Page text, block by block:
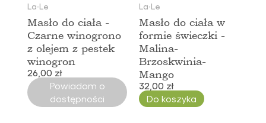
La∙Le
Masło do ciała -
Czarne winogrono
z olejem z pestek
winogron
26,00 zł
Powiadom o
dostępności
La∙Le
Masło do ciała w
formie świeczki -
Malina-
Brzoskwinia-
Mango
32,00 zł
Do koszyka